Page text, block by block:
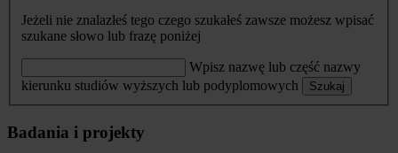
Jeżeli nie znalazłeś tego czego szukałeś zawsze możesz wpisać
szukane słowo lub frazę poniżej
Wpisz nazwę lub część nazwy
kierunku studiów wyższych lub podyplomowych
Szukaj
Badania i projekty